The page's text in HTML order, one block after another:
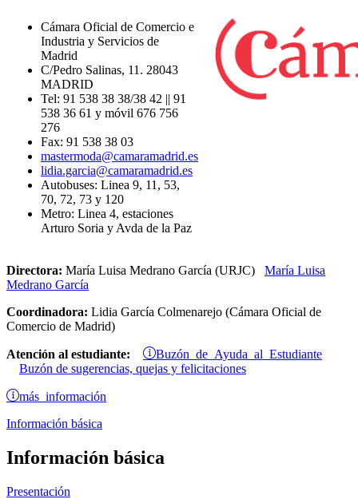
Cámara Oficial de Comercio e
Industria y Servicios de
Madrid
C/Pedro Salinas, 11. 28043
MADRID
Tel: 91 538 38 38/38 42 || 91
538 36 61 y móvil 676 756
276
Fax: 91 538 38 03
mastermoda@camaramadrid.es
lidia.garcia@camaramadrid.es
Autobuses: Linea 9, 11, 53,
70, 72, 73 y 120
Metro: Linea 4, estaciones
Arturo Soria y Avda de la Paz
Directora: María Luisa Medrano García (URJC) María Luisa
Medrano García
Coordinadora: Lidia García Colmenarejo (Cámara Oficial de
Comercio de Madrid)
Atención al estudiante: Buzón de Ayuda al Estudiante
Buzón de sugerencias, quejas y felicitaciones
más información
Información básica
Información básica
Presentación